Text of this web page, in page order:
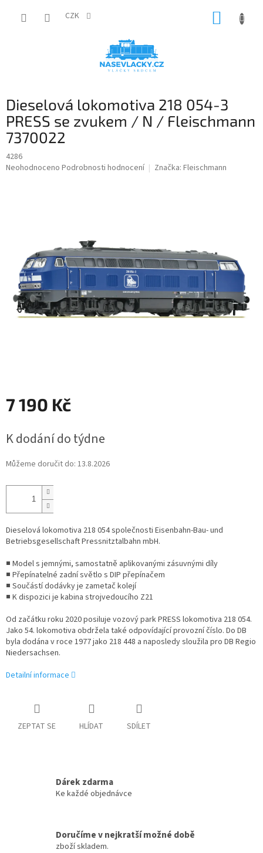
CZK
Dieselová lokomotiva 218 054-3
PRESS se zvukem / N / Fleischmann
7370022
4286
Průměrné
Neohodnoceno Podrobnosti hodnocení Značka: Fleischmann
7 190 Kč
cena:
K dodání do týdne
Můžeme doručit do: 13.8.2026
Dieselová lokomotiva 218 054 společnosti Eisenbahn-Bau- und
Betriebsgesellschaft Pressnitztalbahn mbH.
■ Model s jemnými, samostatně aplikovanými zásuvnými díly
■ Přepínatelné zadní světlo s DIP přepínačem
■ Součástí dodávky je zametač kolejí
■ K dispozici je kabina strojvedoucího Z21
Od začátku roku 2020 posiluje vozový park PRESS lokomotiva 218 054.
Jako 54. lokomotiva obdržela také odpovídající provozní číslo. Do DB
byla dodána v roce 1977 jako 218 448 a naposledy sloužila pro DB Regio
Niedersachsen.
Detailní informace
ZEPTAT SE HLÍDAT SDÍLET
Dárek zdarma
Ke každé objednávce
Doručíme v nejkratší možné době
zboží skladem.